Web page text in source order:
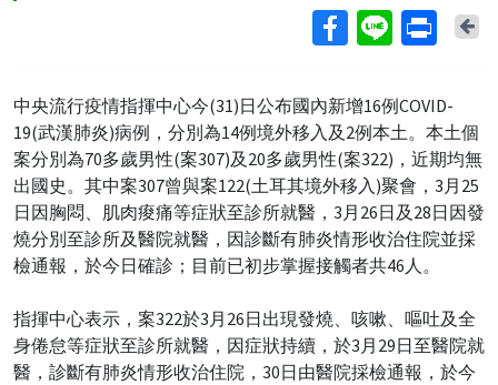
中央流行疫情指揮中心今(31)日公布國內新增16例COVID-
19(武漢肺炎)病例，分別為14例境外移入及2例本土。本土個
案分別為70多歲男性(案307)及20多歲男性(案322)，近期均無
出國史。其中案307曾與案122(土耳其境外移入)聚會，3月25
日因胸悶、肌肉痠痛等症狀至診所就醫，3月26日及28日因發
燒分別至診所及醫院就醫，因診斷有肺炎情形收治住院並採
檢通報，於今日確診；目前已初步掌握接觸者共46人。
指揮中心表示，案322於3月26日出現發燒、咳嗽、嘔吐及全
身倦怠等症狀至診所就醫，因症狀持續，於3月29日至醫院就
醫，診斷有肺炎情形收治住院，30日由醫院採檢通報，於今